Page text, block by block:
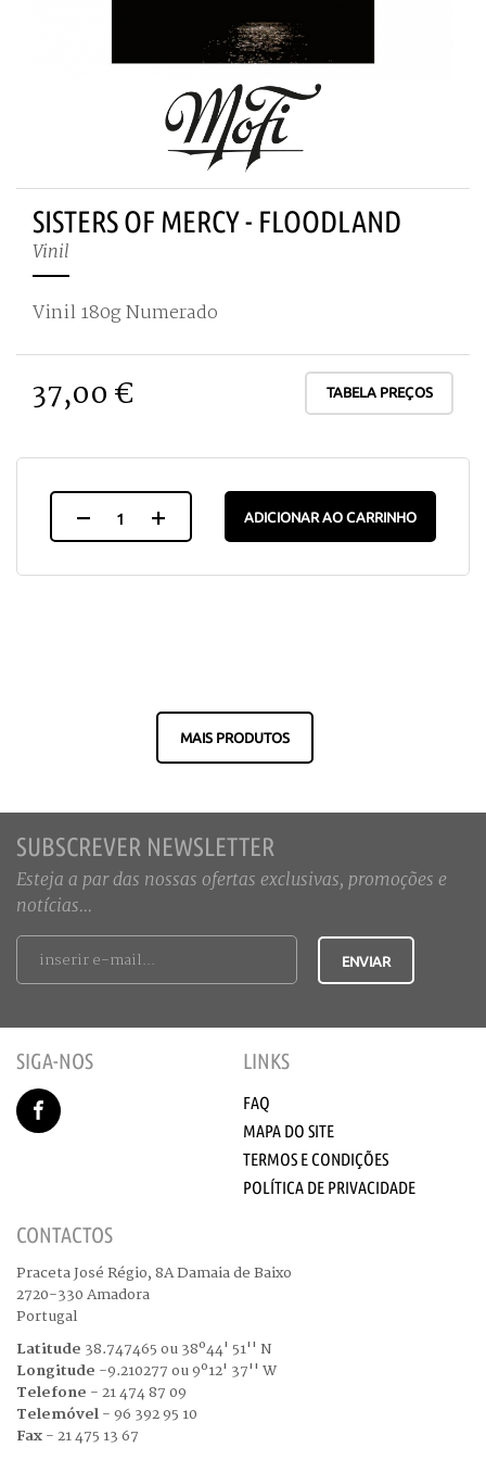
SISTERS OF MERCY - FLOODLAND
Vinil
Vinil 180g Numerado
37,00 € TABELA PREÇOS
ADICIONAR AO CARRINHO
MAIS PRODUTOS
SUBSCREVER NEWSLETTER
Esteja a par das nossas ofertas exclusivas, promoções e
notícias...
SIGA-NOS LINKS
FAQ
MAPA DO SITE
TERMOS E CONDIÇÕES
POLÍTICA DE PRIVACIDADE
CONTACTOS
Praceta José Régio, 8A Damaia de Baixo
2720-330 Amadora
Portugal
Latitude 38.747465 ou 38º44' 51'' N
Longitude -9.210277 ou 9º12' 37'' W
Telefone - 21 474 87 09
Telemóvel - 96 392 95 10
Fax - 21 475 13 67